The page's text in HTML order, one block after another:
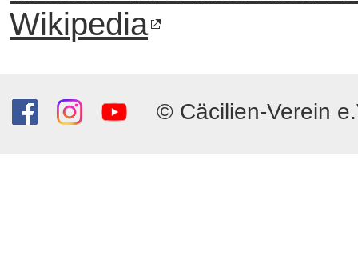
Wikipedia
© Cäcilien-Verein